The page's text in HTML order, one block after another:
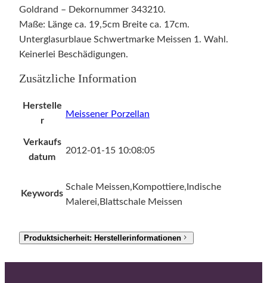
Goldrand – Dekornummer 343210.
Maße: Länge ca. 19,5cm Breite ca. 17cm.
Unterglasurblaue Schwertmarke Meissen 1. Wahl.
Keinerlei Beschädigungen.
Zusätzliche Information
Herstelle
r
Meissener Porzellan
Verkaufs
datum
2012-01-15 10:08:05
Keywords
Schale Meissen,Kompottiere,Indische
Malerei,Blattschale Meissen
Produktsicherheit: Herstellerinformationen